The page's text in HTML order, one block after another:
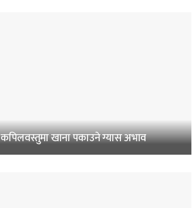
कपिलवस्तुमा खाना पकाउने ग्यास अभाव